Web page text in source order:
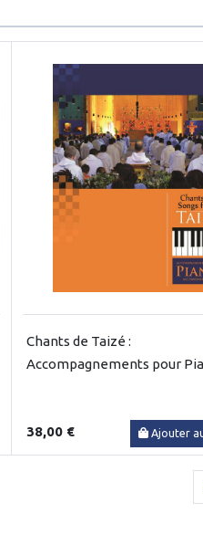
Chants de Taizé :
Accompagnements pour
38,00 € Ajouter